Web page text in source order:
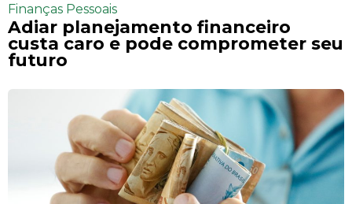
Finanças Pessoais
Adiar planejamento financeiro
custa caro e pode comprometer seu
futuro